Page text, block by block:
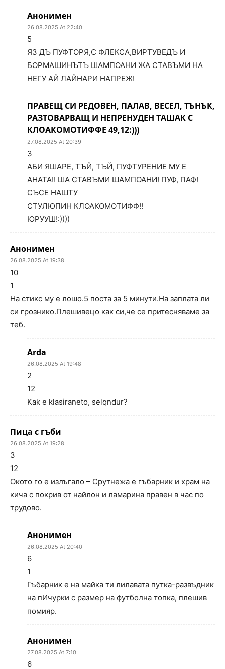
Анонимен
26.08.2025 At 22:40
5
ЯЗ ДЪ ПУФТОРЯ,С ФЛЕКСА,ВИРТУВЕДЪ И
БОРМАШИНЪТЪ ШАМПОАНИ ЖА СТАВЪМИ НА
НЕГУ АЙ ЛАЙНАРИ НАПРЕЖ!
ПРАВЕЩ СИ РЕДОВЕН, ПАЛАВ, ВЕСЕЛ, ТЪНЪК,
РАЗТОВАРВАЩ И НЕПРЕНУДЕН ТАШАК С
КЛОАКОМОТИФФЕ 49,12:)))
27.08.2025 At 20:39
3
АБИ ЯШАРЕ, ТЪЙ, ТЪЙ, ПУФТУРЕНИЕ МУ Е
АНАТА!! ША СТАВЪМИ ШАМПОАНИ! ПУФ, ПАФ!
СЪСЕ НАШТУ
СТУЛЮПИН КЛОАКОМОТИФФ!!
ЮРУУШ!:))))
Анонимен
26.08.2025 At 19:38
10
1
На стикс му е лошо.5 поста за 5 минути.На заплата ли
си грознико.Плешивецо как си,че се притесняваме за
теб.
Arda
26.08.2025 At 19:48
2
12
Kak e klasiraneto, selqndur?
Пица с гъби
26.08.2025 At 19:28
3
12
Окото го е излъгало – Срутнежа е гъбарник и храм на
кича с покрив от найлон и ламарина правен в час по
трудово.
Анонимен
26.08.2025 At 20:40
6
1
Гъбарник е на майка ти лилавата путка-развъдник
на пИчурки с размер на футболна топка, плешив
помияр.
Анонимен
27.08.2025 At 7:10
6